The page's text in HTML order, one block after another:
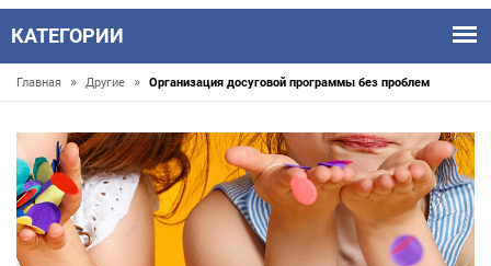
КАТЕГОРИИ
Главная » Другие » Организация досуговой программы без проблем